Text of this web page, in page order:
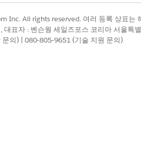
Inc. All rights reserved. 여러 등록 상표는
표자 : 벤슨웡 세일즈포스 코리아 서울
의) | 080-805-9651 (기술 지원 문의)